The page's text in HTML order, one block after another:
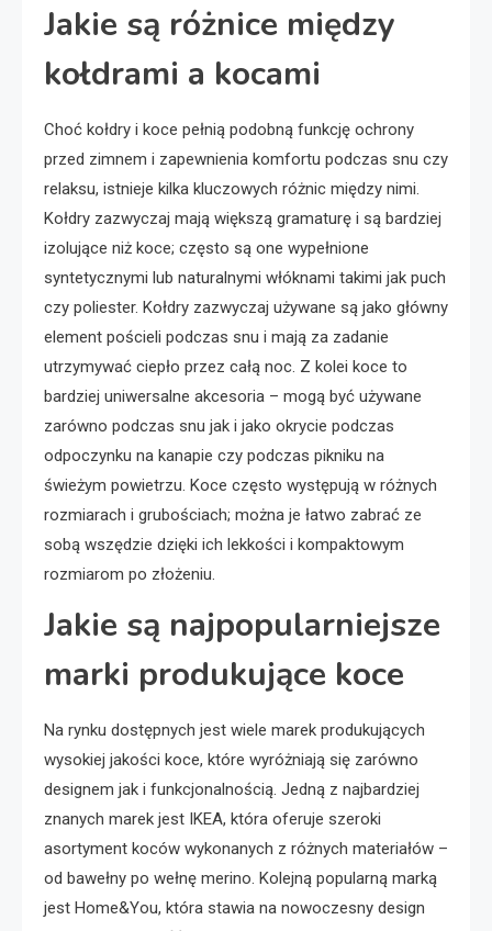
Jakie są różnice między
kołdrami a kocami
Choć kołdry i koce pełnią podobną funkcję ochrony
przed zimnem i zapewnienia komfortu podczas snu czy
relaksu, istnieje kilka kluczowych różnic między nimi.
Kołdry zazwyczaj mają większą gramaturę i są bardziej
izolujące niż koce; często są one wypełnione
syntetycznymi lub naturalnymi włóknami takimi jak puch
czy poliester. Kołdry zazwyczaj używane są jako główny
element pościeli podczas snu i mają za zadanie
utrzymywać ciepło przez całą noc. Z kolei koce to
bardziej uniwersalne akcesoria – mogą być używane
zarówno podczas snu jak i jako okrycie podczas
odpoczynku na kanapie czy podczas pikniku na
świeżym powietrzu. Koce często występują w różnych
rozmiarach i grubościach; można je łatwo zabrać ze
sobą wszędzie dzięki ich lekkości i kompaktowym
rozmiarom po złożeniu.
Jakie są najpopularniejsze
marki produkujące koce
Na rynku dostępnych jest wiele marek produkujących
wysokiej jakości koce, które wyróżniają się zarówno
designem jak i funkcjonalnością. Jedną z najbardziej
znanych marek jest IKEA, która oferuje szeroki
asortyment koców wykonanych z różnych materiałów –
od bawełny po wełnę merino. Kolejną popularną marką
jest Home&You, która stawia na nowoczesny design